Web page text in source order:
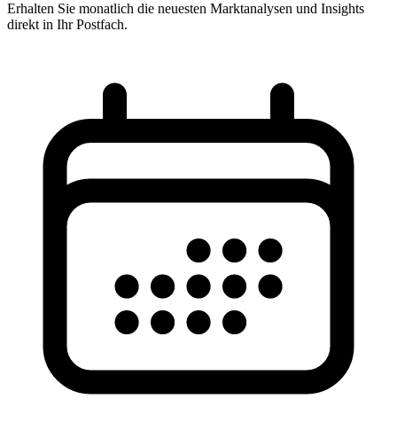
Erhalten Sie monatlich die neuesten Marktanalysen und Insights
direkt in Ihr Postfach.